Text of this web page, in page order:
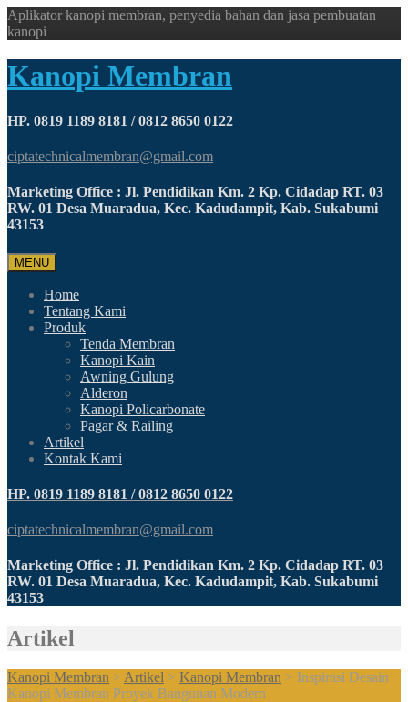
Aplikator kanopi membran, penyedia bahan dan jasa pembuatan
kanopi
Kanopi Membran
HP. 0819 1189 8181 / 0812 8650 0122
ciptatechnicalmembran@gmail.com
Marketing Office : Jl. Pendidikan Km. 2 Kp. Cidadap RT. 03
RW. 01 Desa Muaradua, Kec. Kadudampit, Kab. Sukabumi
43153
MENU
Home
Tentang Kami
Produk
Tenda Membran
Kanopi Kain
Awning Gulung
Alderon
Kanopi Policarbonate
Pagar & Railing
Artikel
Kontak Kami
HP. 0819 1189 8181 / 0812 8650 0122
ciptatechnicalmembran@gmail.com
Marketing Office : Jl. Pendidikan Km. 2 Kp. Cidadap RT. 03
RW. 01 Desa Muaradua, Kec. Kadudampit, Kab. Sukabumi
43153
Artikel
Kanopi Membran > Artikel > Kanopi Membran > Inspirasi Desain
Kanopi Membran Proyek Bangunan Modern